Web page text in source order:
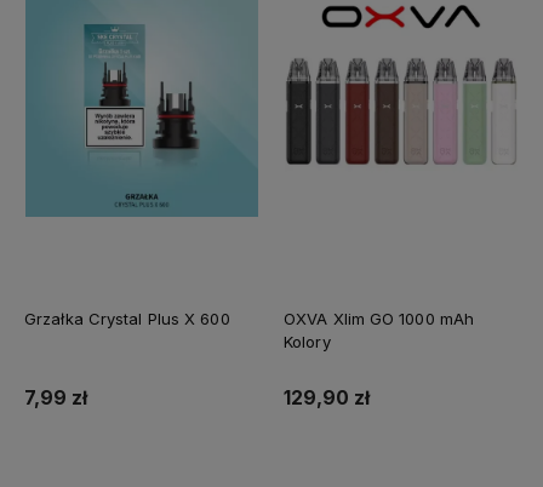
Grzałka Crystal Plus X 600
7,99 zł
OXVA Xlim GO 1000 mAh
Kolory
129,90 zł